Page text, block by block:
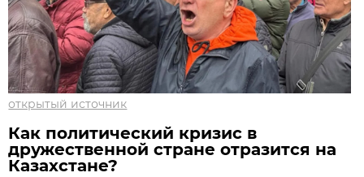
открытый источник
Как политический кризис в
дружественной стране отразится на
Казахстане?